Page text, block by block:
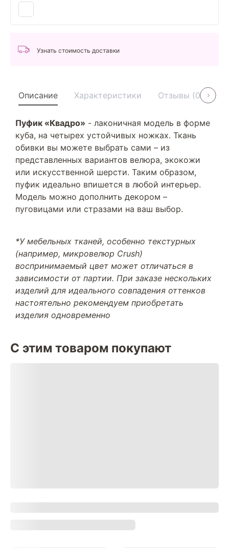
Узнать стоимость доставки
Описание Характеристики Отзывы (0)
Пуфик «Квадро» - лаконичная модель в форме
куба, на четырех устойчивых ножках. Ткань
обивки вы можете выбрать сами – из
представленных вариантов велюра, экокожи
или искусственной шерсти. Таким образом,
пуфик идеально впишется в любой интерьер.
Модель можно дополнить декором –
пуговицами или стразами на ваш выбор.
*У мебельных тканей, особенно текстурных
(например, микровелюр Crush)
воспринимаемый цвет может отличаться в
зависимости от партии. При заказе нескольких
изделий для идеального совпадения оттенков
настоятельно рекомендуем приобретать
изделия одновременно
С этим товаром покупают